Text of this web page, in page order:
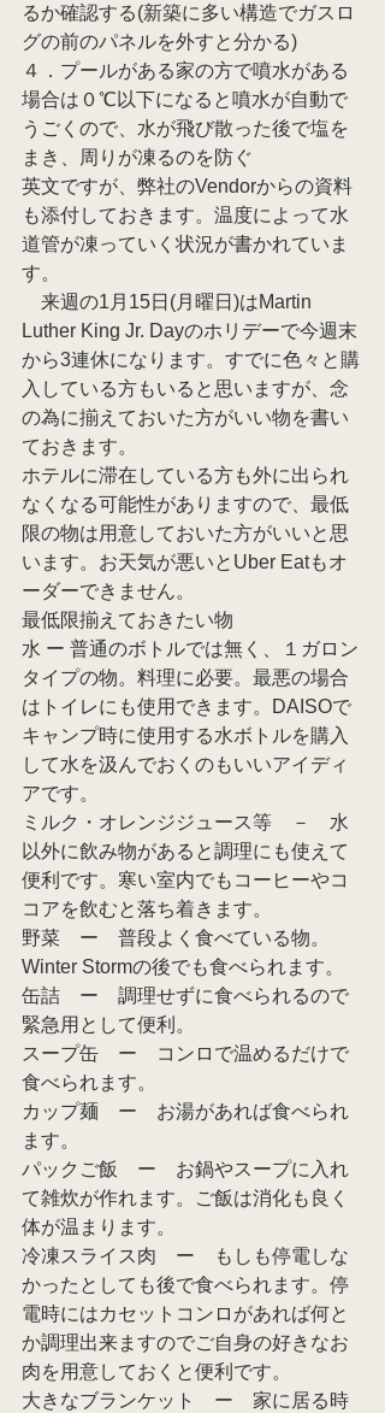
るか確認する(新築に多い構造でガスロ
グの前のパネルを外すと分かる)
４．プールがある家の方で噴水がある
場合は０℃以下になると噴水が自動で
うごくので、水が飛び散った後で塩を
まき、周りが凍るのを防ぐ
英文ですが、弊社のVendorからの資料
も添付しておきます。温度によって水
道管が凍っていく状況が書かれていま
す。
来週の1月15日(月曜日)はMartin
Luther King Jr. Dayのホリデーで今週末
から3連休になります。すでに色々と購
入している方もいると思いますが、念
の為に揃えておいた方がいい物を書い
ておきます。
ホテルに滞在している方も外に出られ
なくなる可能性がありますので、最低
限の物は用意しておいた方がいいと思
います。 お天気が悪いとUber Eatもオ
ーダーできません。
最低限揃えておきたい物
水 ー 普通のボトルでは無く、１ガロン
タイプの物。料理に必要。最悪の場合
はトイレにも使用できます。DAISOで
キャンプ時に使用する水ボトルを購入
して水を汲んでおくのもいいアイディ
アです。
ミルク・オレンジジュース等　－　水
以外に飲み物があると調理にも使えて
便利です。寒い室内でもコーヒーやコ
コアを飲むと落ち着きます。
野菜　ー　普段よく食べている物。
Winter Stormの後でも食べられます。
缶詰　ー　調理せずに食べられるので
緊急用として便利。
スープ缶　ー　コンロで温めるだけで
食べられます。
カップ麺　ー　お湯があれば食べられ
ます。
パックご飯　ー　お鍋やスープに入れ
て雑炊が作れます。ご飯は消化も良く
体が温まります。
冷凍スライス肉　ー　もしも停電しな
かったとしても後で食べられます。停
電時にはカセットコンロがあれば何と
か調理出来ますのでご自身の好きなお
肉を用意しておくと便利です。
大きなブランケット　ー　家に居る時